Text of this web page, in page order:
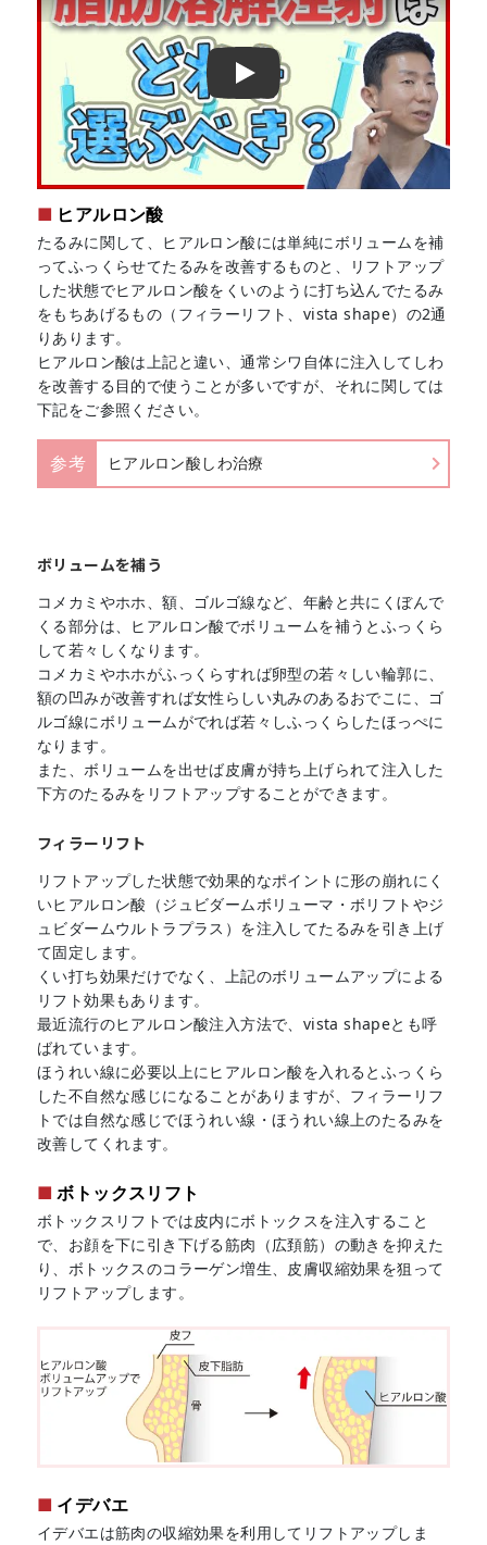
Play
ヒアルロン酸
たるみに関して、ヒアルロン酸には単純にボリュームを補
ってふっくらせてたるみを改善するものと、リフトアップ
した状態でヒアルロン酸をくいのように打ち込んでたるみ
をもちあげるもの（フィラーリフト、vista shape）の2通
りあります。
ヒアルロン酸は上記と違い、通常シワ自体に注入してしわ
を改善する目的で使うことが多いですが、それに関しては
下記をご参照ください。
参考 ヒアルロン酸しわ治療
ボリュームを補う
コメカミやホホ、額、ゴルゴ線など、年齢と共にくぼんで
くる部分は、ヒアルロン酸でボリュームを補うとふっくら
して若々しくなります。
コメカミやホホがふっくらすれば卵型の若々しい輪郭に、
額の凹みが改善すれば女性らしい丸みのあるおでこに、ゴ
ルゴ線にボリュームがでれば若々しふっくらしたほっぺに
なります。
また、ボリュームを出せば皮膚が持ち上げられて注入した
下方のたるみをリフトアップすることができます。
フィラーリフト
リフトアップした状態で効果的なポイントに形の崩れにく
いヒアルロン酸（ジュビダームボリューマ・ボリフトやジ
ュビダームウルトラプラス）を注入してたるみを引き上げ
て固定します。
くい打ち効果だけでなく、上記のボリュームアップによる
リフト効果もあります。
最近流行のヒアルロン酸注入方法で、vista shapeとも呼
ばれています。
ほうれい線に必要以上にヒアルロン酸を入れるとふっくら
した不自然な感じになることがありますが、フィラーリフ
トでは自然な感じでほうれい線・ほうれい線上のたるみを
改善してくれます。
ボトックスリフト
ボトックスリフトでは皮内にボトックスを注入すること
で、お顔を下に引き下げる筋肉（広頚筋）の動きを抑えた
り、ボトックスのコラーゲン増生、皮膚収縮効果を狙って
リフトアップします。
イデバエ
イデバエは筋肉の収縮効果を利用してリフトアップしま